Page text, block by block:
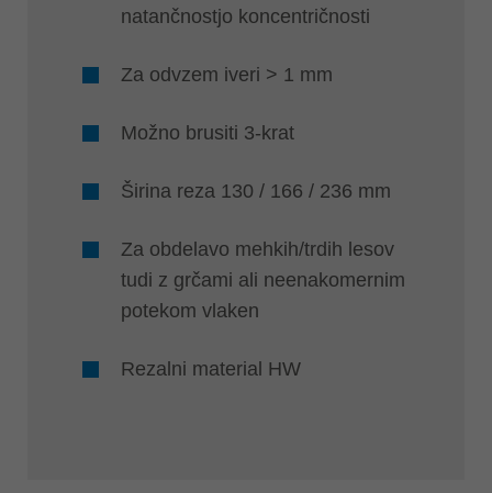
natančnostjo koncentričnosti
Za odvzem iveri > 1 mm
Možno brusiti 3-krat
Širina reza 130 / 166 / 236 mm
Za obdelavo mehkih/trdih lesov
tudi z grčami ali neenakomernim
potekom vlaken
Rezalni material HW